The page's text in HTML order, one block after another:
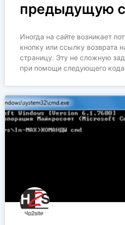
предыдущую
Иногда на сайте возникает
кнопку или ссылку возврата
страницу. Эту не сложную
при помощи следующего